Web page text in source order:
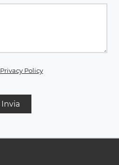
Privacy Policy
Invia